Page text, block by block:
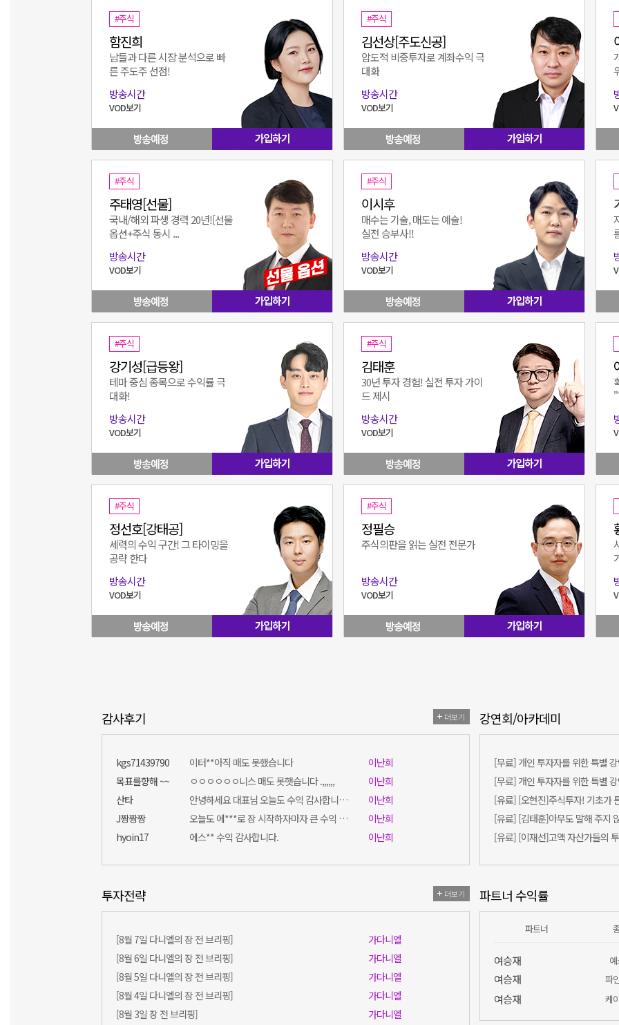
#주식
함진희
남들과 다른 시장 분석으로 빠
른 주도주 선점!
방송시간
VOD보기
#주식
김선상[주도신공]
압도적 비중투자로 계좌수익 극
대화
방송시간
VOD보기
#주식
주태영[선물]
국내/해외 파생 경력 20년![선물
옵션+주식 동시 ...
방송시간
VOD보기
#주식
이시후
매수는 기술, 매도는 예술!
실전 승부사!!
방송시간
VOD보기
#주식
강기성[급등왕]
테마 중심 종목으로 수익률 극
대화!
방송시간
VOD보기
#주식
김태훈
30년 투자 경험! 실전 투자 가이
드 제시
방송시간
VOD보기
#주식
정선호[강태공]
세력의 수익 구간! 그 타이밍을
공략 한다
방송시간
VOD보기
#주식
정필승
주식의판을 읽는 실전 전문가
방송시간
VOD보기
감사후기 더보기
kgs71439790 이터**아직 매도 못했습니다
이난희
목표를향해 ~~
ㅇㅇㅇㅇㅇㅇ니스 매도 못햇습니다 .,,,,,,
이난희
산타
안녕하세요 대표님 오늘도 수익 감사합니다. 대한* 12030 까지 뚫었습니다.
이난희
J짱짱짱
오늘도 에***로 장 시작하자마자 큰 수익 주셔서 감사합니다.... 날이 무더운데 건강 잘 살피시길 ㅎㅎㅎ 감사합니다^^
이난희
hyoin17
에스** 수익 감사합니다. 이난희
강연회/아카데미
[무료] 개인 투자자를 위한 특별
[무료] 개인 투자자를 위한 특별
[유료] [오현진]주식투자! 기초가
[유료] [김태훈]아무도 말해 주지
[유료] [이재선]고액 자산가들의
투자전략 더보기
[8월 7일 다니엘의 장 전 브리핑]
가다니엘
[8월 6일 다니엘의 장 전 브리핑]
가다니엘
[8월 5일 다니엘의 장 전 브리핑]
가다니엘
[8월 4일 다니엘의 장 전 브리핑]
가다니엘
[8월 3일 장 전 브리핑]
가다니엘
파트너 수익률
파트너
여승재
여승재 파
여승재 케